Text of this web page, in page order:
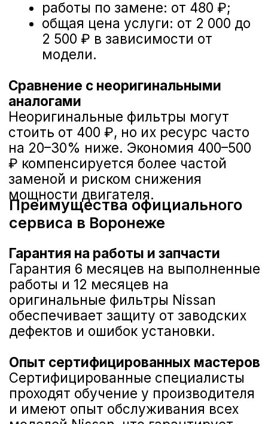
Mercedes-Benz
BMW
Porsche
Volkswagen
NORDCROSS (Lynk&Co)
M-Hero
AITO SERES
Nissan
Haval